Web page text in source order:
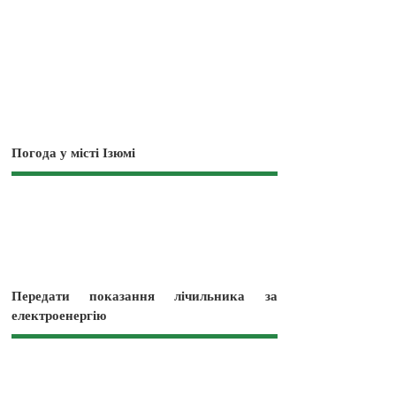
Погода у місті Ізюмі
Передати показання лічильника за
електроенергію